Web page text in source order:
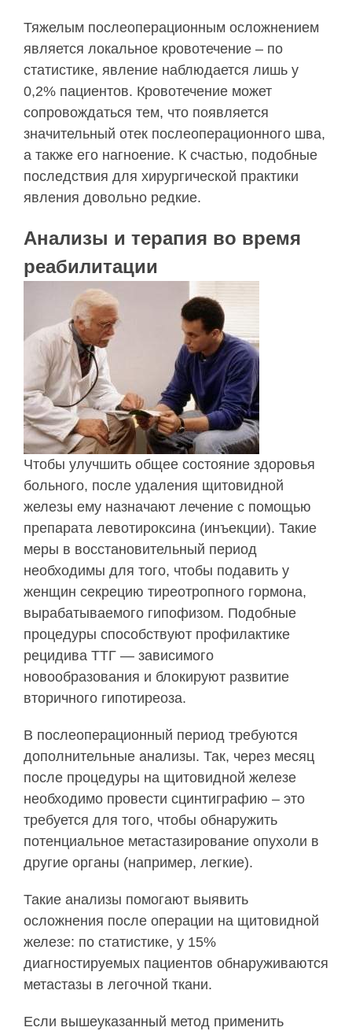
Тяжелым послеоперационным осложнением
является локальное кровотечение – по
статистике, явление наблюдается лишь у
0,2% пациентов. Кровотечение может
сопровождаться тем, что появляется
значительный отек послеоперационного шва,
а также его нагноение. К счастью, подобные
последствия для хирургической практики
явления довольно редкие.
Анализы и терапия во время
реабилитации
Чтобы улучшить общее состояние здоровья
больного, после удаления щитовидной
железы ему назначают лечение с помощью
препарата левотироксина (инъекции). Такие
меры в восстановительный период
необходимы для того, чтобы подавить у
женщин секрецию тиреотропного гормона,
вырабатываемого гипофизом. Подобные
процедуры способствуют профилактике
рецидива ТТГ — зависимого
новообразования и блокируют развитие
вторичного гипотиреоза.
В послеоперационный период требуются
дополнительные анализы. Так, через месяц
после процедуры на щитовидной железе
необходимо провести сцинтиграфию – это
требуется для того, чтобы обнаружить
потенциальное метастазирование опухоли в
другие органы (например, легкие).
Такие анализы помогают выявить
осложнения после операции на щитовидной
железе: по статистике, у 15%
диагностируемых пациентов обнаруживаются
метастазы в легочной ткани.
Если вышеуказанный метод применить